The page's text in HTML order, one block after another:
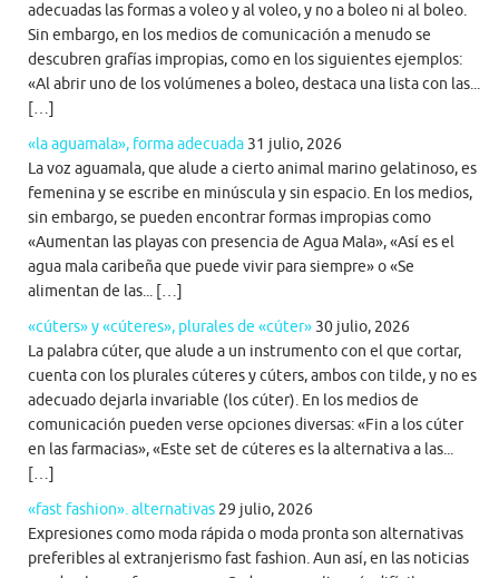
adecuadas las formas a voleo y al voleo, y no a boleo ni al boleo.
Sin embargo, en los medios de comunicación a menudo se
descubren grafías impropias, como en los siguientes ejemplos:
«Al abrir uno de los volúmenes a boleo, destaca una lista con las...
[…]
«la aguamala», forma adecuada 31 julio, 2026
La voz aguamala, que alude a cierto animal marino gelatinoso, es
femenina y se escribe en minúscula y sin espacio. En los medios,
sin embargo, se pueden encontrar formas impropias como
«Aumentan las playas con presencia de Agua Mala», «Así es el
agua mala caribeña que puede vivir para siempre» o «Se
alimentan de las... […]
«cúters» y «cúteres», plurales de «cúter» 30 julio, 2026
La palabra cúter, que alude a un instrumento con el que cortar,
cuenta con los plurales cúteres y cúters, ambos con tilde, y no es
adecuado dejarla invariable (los cúter). En los medios de
comunicación pueden verse opciones diversas: «Fin a los cúter
en las farmacias», «Este set de cúteres es la alternativa a las...
[…]
«fast fashion». alternativas 29 julio, 2026
Expresiones como moda rápida o moda pronta son alternativas
preferibles al extranjerismo fast fashion. Aun así, en las noticias